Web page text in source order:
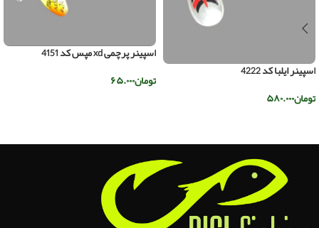
اسپینر ایلبا کد 4222
تومان۵۸۰.۰۰۰
اسپینر پرچمی xd مپس کد 4151
تومان۶۵.۰۰۰